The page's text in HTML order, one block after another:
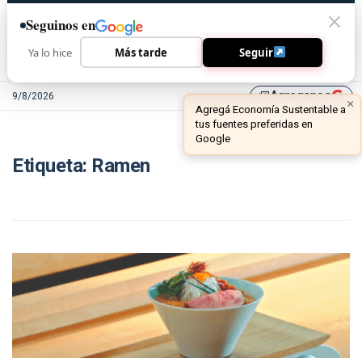
9/8/2026 library_addAgreganos ×
Agregá Economía Sustentable a
tus fuentes preferidas en
Google
Etiqueta: Ramen
Seguinos en
Ya lo hice Más tarde Seguir